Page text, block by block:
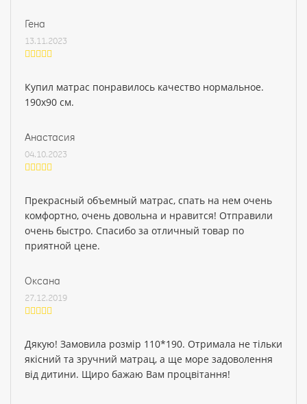
Гена
13.11.2023
Купил матрас понравилось качество нормальное.
190х90 см.
Анастасия
04.10.2023
Прекрасный объемный матрас, спать на нем очень
комфортно, очень довольна и нравится! Отправили
очень быстро. Спасибо за отличный товар по
приятной цене.
Оксана
27.12.2019
Дякую! Замовила розмір 110*190. Отримала не тільки
якісний та зручний матрац, а ще море задоволення
від дитини. Щиро бажаю Вам процвітання!